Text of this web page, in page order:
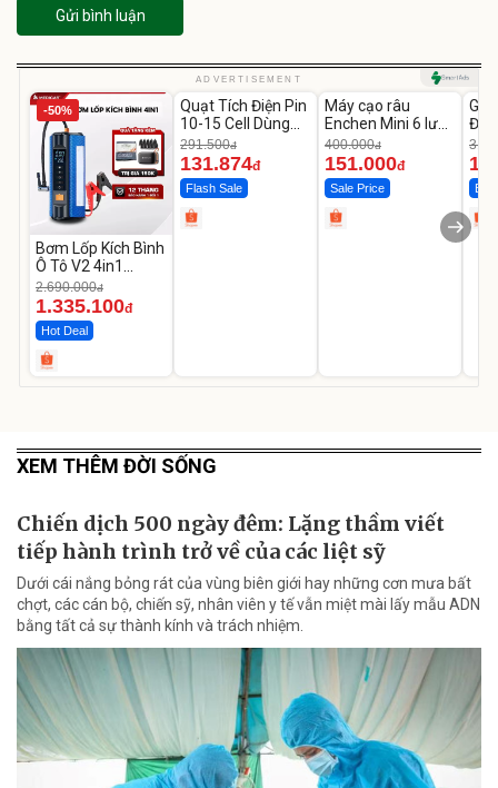
Gửi bình luận
ADVERTISEMENT
-50%
Bơm Lốp Kích Bình
Ô Tô V2 4in1
MEDICAR –
12.000mAh
2.690.000đ
1.335.100đ
Hot Deal
-54%
Unmute
Quạt Tích Điện Pin
10-15 Cell Dùng
Liên Tục 4-8H
291.500đ
131.874đ
Flash Sale
-62%
Máy cạo râu
Enchen Mini 6 lưỡi
dao kép mỏng
400.000đ
151.000đ
Sale Price
Đùi
XEM THÊM ĐỜI SỐNG
Chiến dịch 500 ngày đêm: Lặng thầm viết
tiếp hành trình trở về của các liệt sỹ
Dưới cái nắng bỏng rát của vùng biên giới hay những cơn mưa bất
chợt, các cán bộ, chiến sỹ, nhân viên y tế vẫn miệt mài lấy mẫu ADN
bằng tất cả sự thành kính và trách nhiệm.